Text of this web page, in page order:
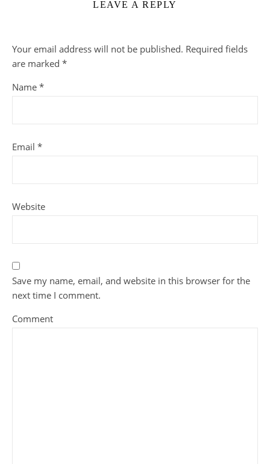
LEAVE A REPLY
Your email address will not be published. Required fields
are marked *
Name *
Email *
Website
Save my name, email, and website in this browser for the
next time I comment.
Comment